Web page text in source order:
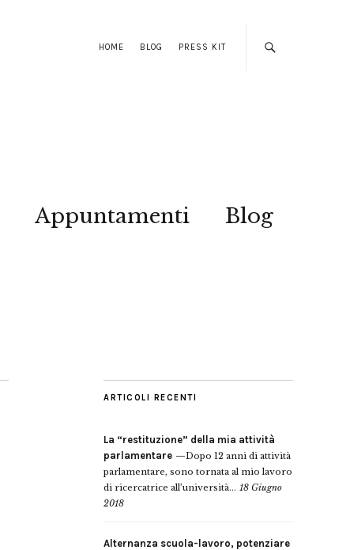
HOME BLOG PRESS KIT
Appuntamenti Blog
ARTICOLI RECENTI
La “restituzione” della mia attività
parlamentare
Dopo 12 anni di attività
parlamentare, sono tornata al mio lavoro
di ricercatrice all’università... 18 Giugno
2018
Alternanza scuola-lavoro, potenziare